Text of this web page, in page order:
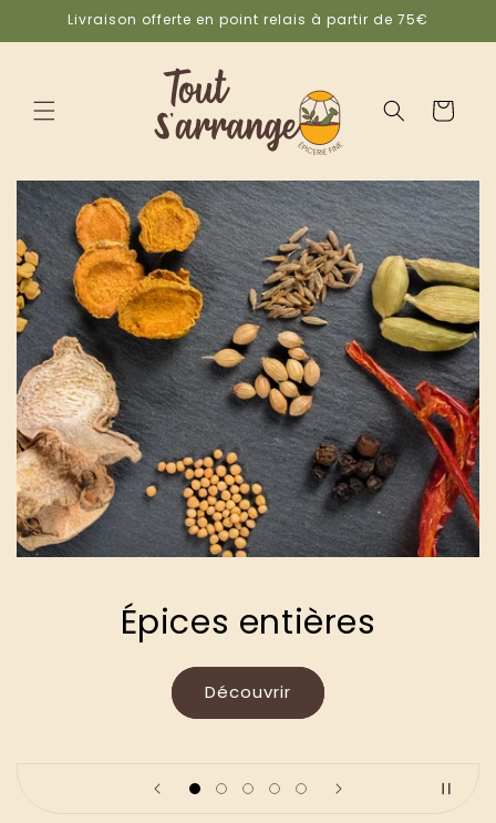
passer
au
Livraison offerte en point relais à partir de 75€
Panier
Épices entières
Découvrir